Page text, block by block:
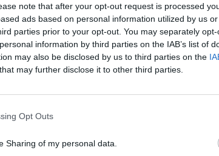
note that after your opt-out request is processed
ads based on personal information utilized by us
parties prior to your opt-out. You may separately
information by third parties on the IAB’s list of
may also be disclosed by us to third parties on the
that may further disclose it to other third parties.
Opt Outs
Sharing of my personal data.
–
Prieš kurdami
kepsninę
pasiruoškite
svogūną, šviežią
bulvę ir ledukų –
štai kam visa tai